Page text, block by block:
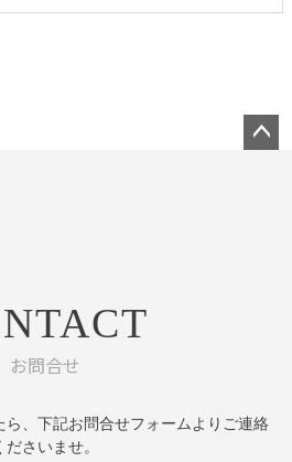
お問合せ
、 下記お問合せフォームよりご連絡
ださいませ。